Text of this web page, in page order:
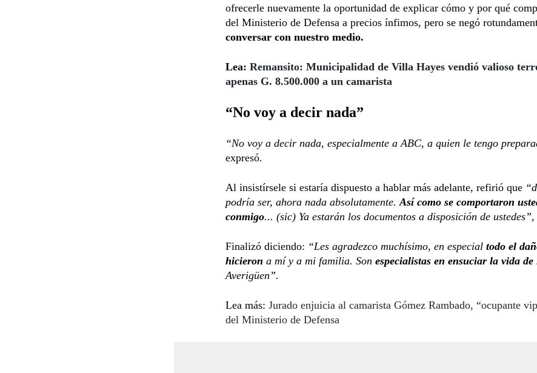
ofrecerle nuevamente la oportunidad de explicar cómo y por qué
del Ministerio de Defensa a precios ínfimos, pero se negó
conversar con nuestro medio.
Lea: Remansito: Municipalidad de Villa Hayes vendió valioso
apenas G. 8.500.000 a un camarista
“No voy a decir nada”
“No voy a decir nada, especialmente a ABC, a quien le tengo
expresó.
Al insistírsele si estaría dispuesto a hablar más adelante, refirió que
podría ser, ahora nada absolutamente. Así como se comportaron
conmigo... (sic) Ya estarán los documentos a disposición de ustedes”,
Finalizó diciendo: “Les agradezco muchísimo, en especial todo el
hicieron a mí y a mi familia. Son especialistas en ensuciar la vida de
Averigüen”.
Lea más: Jurado enjuicia al camarista Gómez Rambado, “ocupante
del Ministerio de Defensa